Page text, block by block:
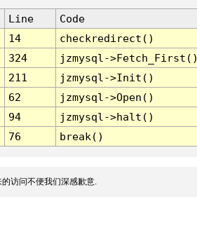
Line
Code
14
checkredirect()
324
jzmysql-
211
jzmysql->Init()
62
jzmysql->Open()
94
jzmysql->halt()
76 break()
访问不便我们深感歉意.